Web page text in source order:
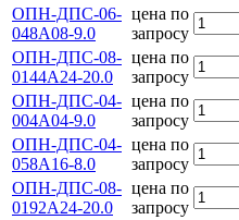
ОПН-ДПС-06-
048А08-9.0
цена по
запросу
ОПН-ДПС-08-
0144А24-20.0
цена по
запросу
ОПН-ДПС-04-
004А04-9.0
цена по
запросу
ОПН-ДПС-04-
058А16-8.0
цена по
запросу
ОПН-ДПС-08-
0192А24-20.0
цена по
запросу